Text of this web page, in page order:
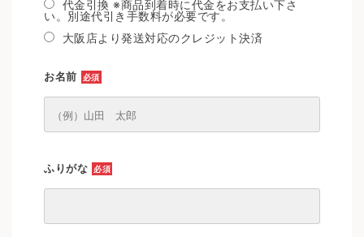
代金引換 ※商品到着時に代金をお支払い下さ
い。別途代引き手数料が必要です。
大阪店より発送対応のクレジット決済
お名前 必須
ふりがな 必須